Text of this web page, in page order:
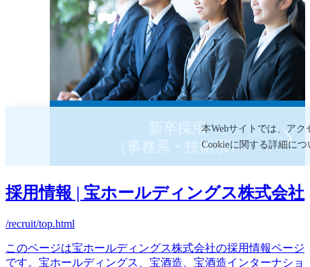
採用情報 | 宝ホールディングス株式会社
/recruit/top.html
このページは宝ホールディングス株式会社の採用情報ページ
です。宝ホールディングス、宝酒造、宝酒造インターナショ